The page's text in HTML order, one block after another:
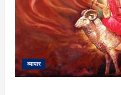
व्यापार